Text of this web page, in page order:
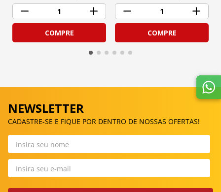
1
COMPRE
1
COMPRE
NEWSLETTER
CADASTRE-SE E FIQUE POR DENTRO DE NOSSAS OFERTAS!